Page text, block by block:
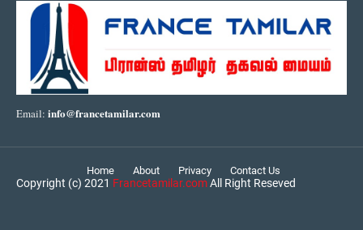
Email: info@francetamilar.com
Home About Privacy Contact Us
Copyright (c) 2021 Francetamilar.comAll Right Reseved